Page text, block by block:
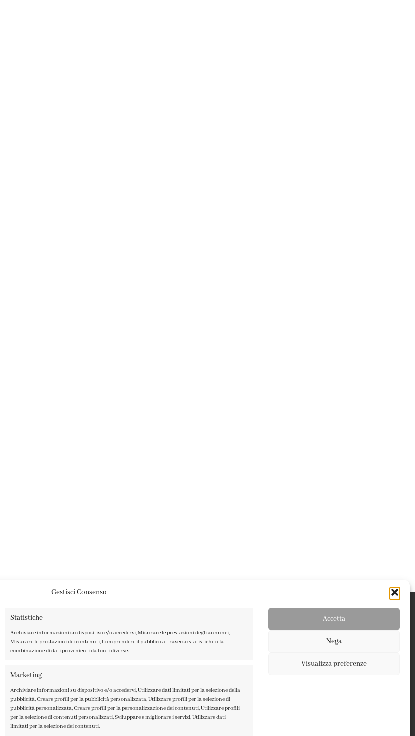
Gestisci Consenso
Statistiche
Archiviare informazioni su dispositivo e/o accedervi, Misurare le prestazioni degli annunci,
Misurare le prestazioni dei contenuti, Comprendere il pubblico attraverso statistiche o la
combinazione di dati provenienti da fonti diverse.
Marketing
Archiviare informazioni su dispositivo e/o accedervi, Utilizzare dati limitati per la selezione della
pubblicità, Creare profili per la pubblicità personalizzata, Utilizzare profili per la selezione di
pubblicità personalizzata, Creare profili per la personalizzazione dei contenuti, Utilizzare profili
per la selezione di contenuti personalizzati, Sviluppare e migliorare i servizi, Utilizzare dati
limitati per la selezione dei contenuti.
Accetta
Nega
Visualizza preferenze
ISCRIVITI ALLA NEWSLETTER